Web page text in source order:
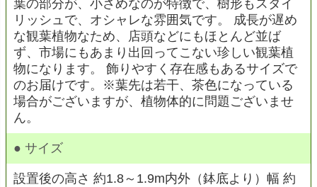
葉の部分が、小さめなのが特徴で、樹形もスタイ
リッシュで、オシャレな雰囲気です。 成長が遅め
な観葉植物なため、店頭などにもほとんど並ば
ず、市場にもあまり出回ってこない珍しい観葉植
物になります。 飾りやすく存在感もあるサイズで
のお届けです。※葉先は若干、茶色になっている
場合がございますが、植物体的に問題ございませ
ん。
● サイズ
設置後の高さ 約1.8～1.9m内外（鉢底より）幅 約